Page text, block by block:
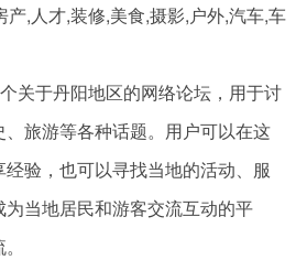
产,人才,装修,美食,摄影,户外,汽车,车
关于丹阳地区的网络论坛，用于讨
旅游等各种话题。用户可以在这
验，也可以寻找当地的活动、服
当地居民和游客交流互动的平